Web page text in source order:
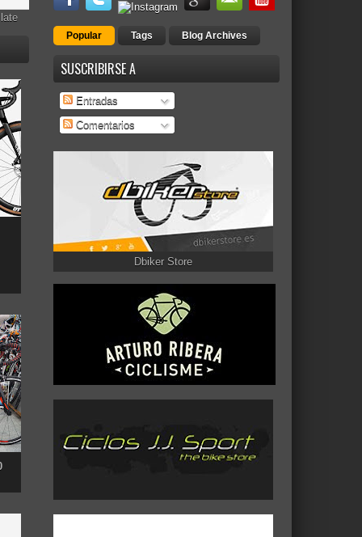
Popular Tags Blog Archives
SUSCRIBIRSE A
Entradas
Comentarios
Dbiker Store